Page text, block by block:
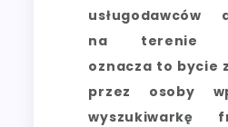
usługodawców
na terenie
oznacza to bycie
przez osoby
wyszukiwarkę